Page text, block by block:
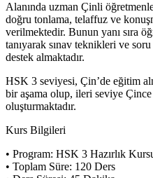
Alanında uzman Çinli
doğru tonlama, telaffuz ve
verilmektedir. Bunun yanı sıra
tanıyarak sınav teknikleri ve
destek almaktadır.
HSK 3 seviyesi, Çin’de eğitim
bir aşama olup, ileri seviye
oluşturmaktadır.
Kurs Bilgileri
• Program: HSK 3 Hazırlık
• Toplam Süre: 120 Ders